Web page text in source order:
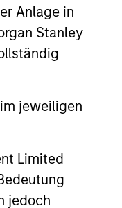
Anlage in
Stanley
jeweiligen
Limited
jedoch